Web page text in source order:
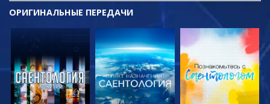
ОРИГИНАЛЬНЫЕ ПЕРЕДАЧИ